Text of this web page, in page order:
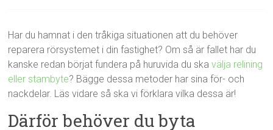
Har du hamnat i den tråkiga situationen att du behöver
reparera rörsystemet i din fastighet? Om så är fallet har du
kanske redan börjat fundera på huruvida du skavälja relining
eller stambyte? Bägge dessa metoder har sina för- och
nackdelar. Läs vidare så ska vi förklara vilka dessa är!
Därför behöver du byta